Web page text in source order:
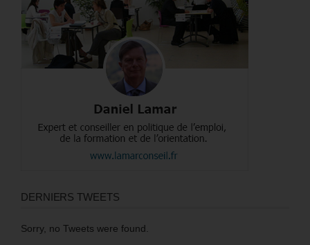
DERNIERS TWEETS
Sorry, no Tweets were found.